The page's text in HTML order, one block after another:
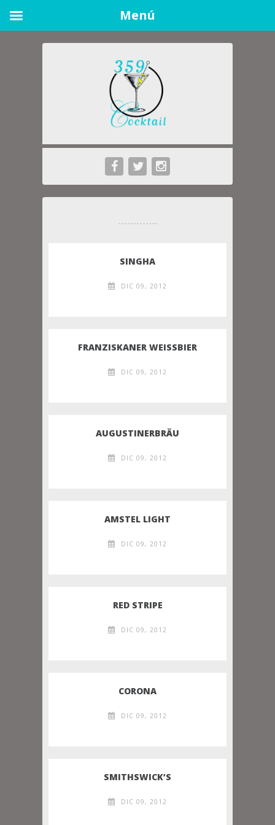
SINGHA
DIC 09, 2012
FRANZISKANER WEISSBIER
DIC 09, 2012
AUGUSTINERBRÄU
DIC 09, 2012
AMSTEL LIGHT
DIC 09, 2012
RED STRIPE
DIC 09, 2012
CORONA
DIC 09, 2012
SMITHSWICK’S
DIC 09, 2012
Menú